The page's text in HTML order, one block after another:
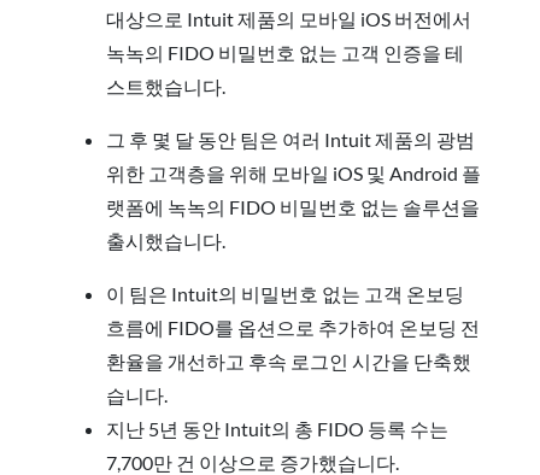
대상으로 Intuit 제품의 모바일 iOS 버전에서
녹녹의 FIDO 비밀번호 없는 고객 인증을 테
스트했습니다.
그 후 몇 달 동안 팀은 여러 Intuit 제품의 광범
위한 고객층을 위해 모바일 iOS 및 Android 플
랫폼에 녹녹의 FIDO 비밀번호 없는 솔루션을
출시했습니다.
이 팀은 Intuit의 비밀번호 없는 고객 온보딩
흐름에 FIDO를 옵션으로 추가하여 온보딩 전
환율을 개선하고 후속 로그인 시간을 단축했
습니다.
지난 5년 동안 Intuit의 총 FIDO 등록 수는
7,700만 건 이상으로 증가했습니다.